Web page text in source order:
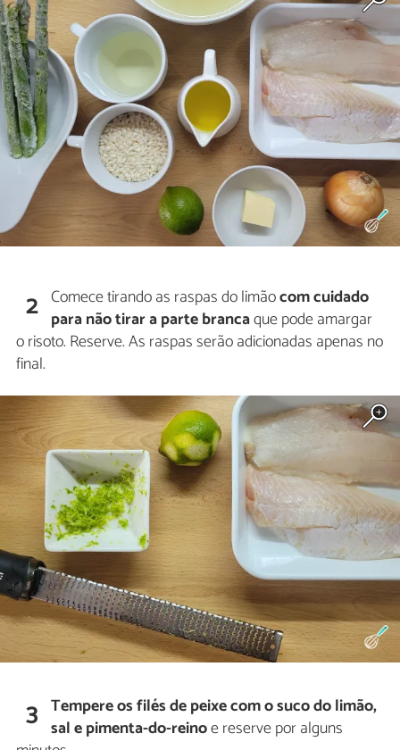
2 Comece tirando as raspas do limãocom cuidado
para não tirar a parte brancaque pode amargar
o risoto. Reserve. As raspas serão adicionadas apenas no
final.
3 Tempere os filés de peixe com o suco do limão,
sal e pimenta-do-reinoe reserve por alguns